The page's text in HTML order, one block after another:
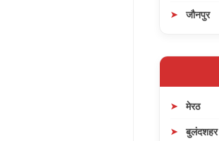
जौनपुर
मेरठ
बुलंदशहर